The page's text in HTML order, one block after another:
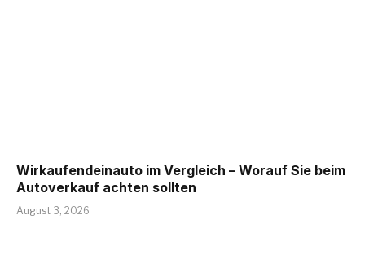
Wirkaufendeinauto im Vergleich – Worauf Sie beim
Autoverkauf achten sollten
August 3, 2026